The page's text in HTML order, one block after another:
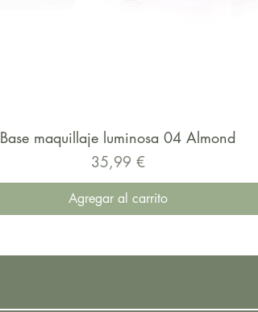
Base maquillaje luminosa 04 Almond
Precio
35,99 €
Agregar al carrito